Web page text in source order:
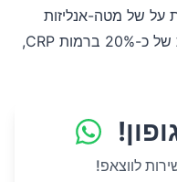
על של מטה-אנליזות
מצאה שהיא קשורה לירידה ממוצעת של כ-20% ברמות CRP,
לווצאפ!